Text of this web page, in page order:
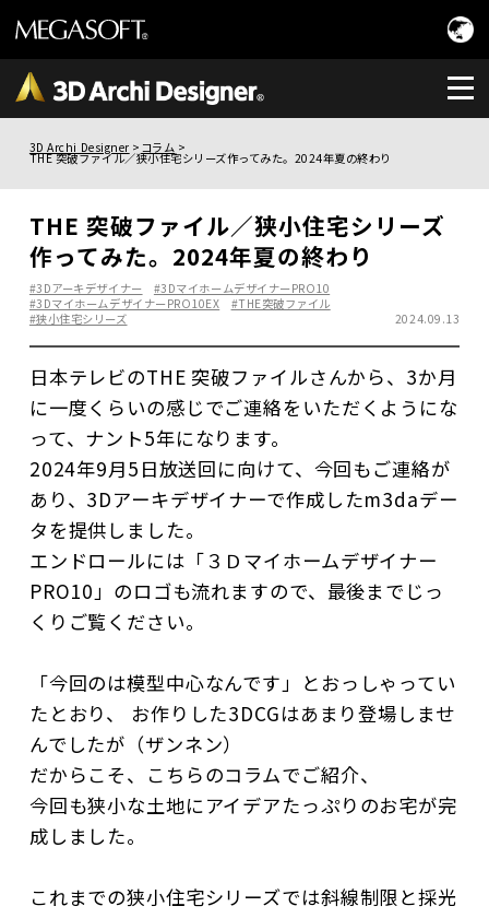
3D Archi Designer コラム
THE 突破ファイル／狭小住宅シリーズ作ってみた。2024年夏の終わり
THE 突破ファイル／狭小住宅シリーズ
作ってみた。2024年夏の終わり
#3Dアーキデザイナー
#3DマイホームデザイナーPRO10
#3DマイホームデザイナーPRO10EX
#THE突破ファイル
#狭小住宅シリーズ
2024.09.13
日本テレビのTHE 突破ファイルさんから、3か月
に一度くらいの感じでご連絡をいただくようにな
って、ナント5年になります。
2024年9月5日放送回に向けて、今回もご連絡が
あり、3Dアーキデザイナーで作成したm3daデー
タを提供しました。
エンドロールには「３Ｄマイホームデザイナー
PRO10」のロゴも流れますので、最後までじっ
くりご覧ください。
「今回のは模型中心なんです」とおっしゃってい
たとおり、 お作りした3DCGはあまり登場しませ
んでしたが（ザンネン）
だからこそ、こちらのコラムでご紹介、
今回も狭小な土地にアイデアたっぷりのお宅が完
成しました。
これまでの狭小住宅シリーズでは斜線制限と採光